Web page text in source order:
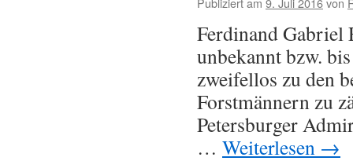
Ferdinand Gabriel
unbekannt bzw.
zweifellos zu den
Forstmännern zu
Petersburger
… Weiterlesen →